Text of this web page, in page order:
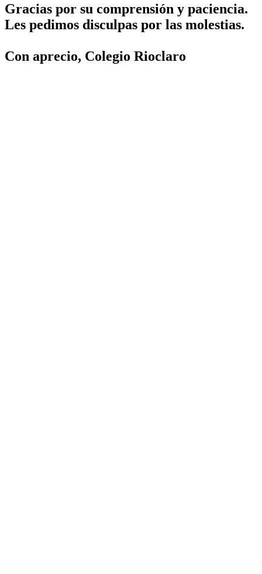
Gracias por su comprensión y paciencia.
Les pedimos disculpas por las molestias.
Con aprecio, Colegio Rioclaro